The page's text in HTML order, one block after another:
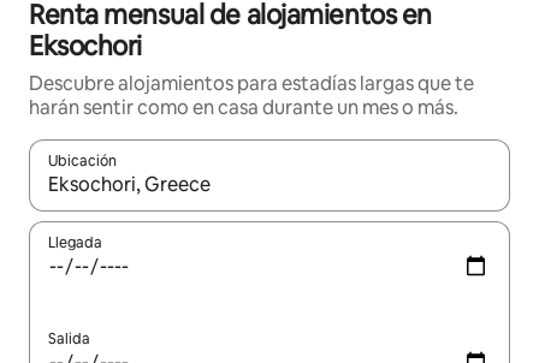
Renta mensual de alojamientos en
Eksochori
Descubre alojamientos para estadías largas que te
harán sentir como en casa durante un mes o más.
Ubicación
Cuando los resultados estén disponibles, navega con las
Llegada
Salida